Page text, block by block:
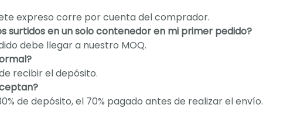
expreso corre por cuenta del comprador.
surtidos en un solo contenedor en mi primer pedido?
debe llegar a nuestro MOQ.
recibir el depósito.
de depósito, el 70% pagado antes de realizar el envío.